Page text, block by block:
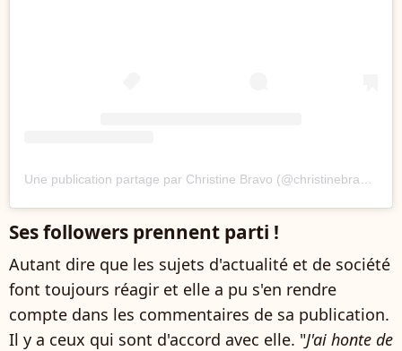
Ses followers prennent parti !
Autant dire que les sujets d'actualité et de société
font toujours réagir et elle a pu s'en rendre
compte dans les commentaires de sa publication.
Il y a ceux qui sont d'accord avec elle. "J'ai honte de